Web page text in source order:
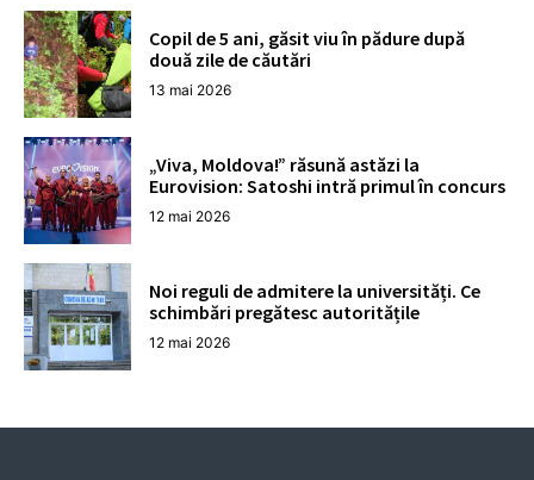
Copil de 5 ani, găsit viu în pădure după
două zile de căutări
13 mai 2026
„Viva, Moldova!” răsună astăzi la
Eurovision: Satoshi intră primul în concurs
12 mai 2026
Noi reguli de admitere la universități. Ce
schimbări pregătesc autoritățile
12 mai 2026